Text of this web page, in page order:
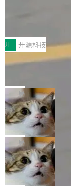
常维护操作，并完
村国家自主创新示范
由中关村智联软件
“智构可信·质创未
式”为主题，直面AI
的核心质量命题。
工具选型手册》发
nt智能测试系统入选
O而言，这提示了一
工具升级为企业的
现实 过去两年，
一是如何让大模型
向生产，二是如何
开 开源科技
让非法状态不可表
有一种东西，一旦
eev 管它叫"软件设
鲜——代数数据类型
（sum type）。但
型系统的学术体操
章从一个简单的例
设置，如果用布尔
ean 表示是否可切
色方案、深色方案
局
Cloudflare 开源
dflare OS
Cloudflare 发布了
S。如果你只看官
个"AI 知识库 + 聊
做，没什么新鲜的
r 上把事情说清楚了
局
Deno 团队开源
布式 Durable
Ryan Dahl 领导的